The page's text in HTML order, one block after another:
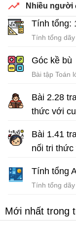
Nhiều người
Tính tổng:
Tính tổng
Góc kề bù
Bài tập Toán
Bài 2.28
thức với
Bài 1.41
nối tri thức
Tính tổng
Tính tổng
Mới nhất trong